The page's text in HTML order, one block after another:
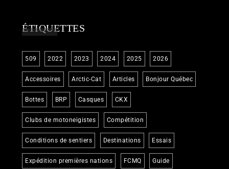
ÉTIQUETTES
509 2022 2023 2024 2025 2026
Accessoires Arctic-Cat Articles Bonjour Québec
Bottes BRP Casques CKX
Clubs de motoneigistes Compétition
Conditions de sentiers Destinations Essais
Expédition premières nations FCMQ Guide